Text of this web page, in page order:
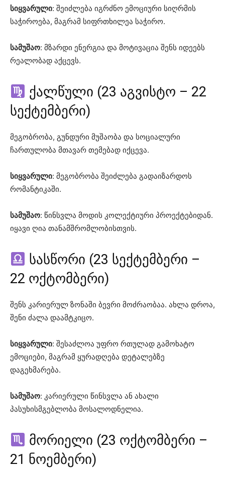
სიყვარული: შეიძლება იგრძნო ემოციური სიღრმის
საჭიროება, მაგრამ სიფრთხილეა საჭირო.
სამუშაო: მზარდი ენერგია და მოტივაცია შენს იდეებს
რეალობად აქცევს.
ქალწული (23 აგვისტო – 22
სექტემბერი)
მეგობრობა, გუნდური მუშაობა და სოციალური
ჩართულობა მთავარ თემებად იქცევა.
სიყვარული: მეგობრობა შეიძლება გადაიზარდოს
რომანტიკაში.
სამუშაო: წინსვლა მოდის კოლექტიური პროექტებიდან.
იყავი ღია თანამშრომლობისთვის.
სასწორი (23 სექტემბერი –
22 ოქტომბერი)
შენს კარიერულ ზონაში ბევრი მოძრაობაა. ახლა დროა,
შენი ძალა დაამტკიცო.
სიყვარული: შესაძლოა უფრო რთულად გამოხატო
ემოციები, მაგრამ ყურადღება დეტალებზე
დაგეხმარება.
სამუშაო: კარიერული წინსვლა ან ახალი
პასუხისმგებლობა მოსალოდნელია.
მორიელი (23 ოქტომბერი –
21 ნოემბერი)